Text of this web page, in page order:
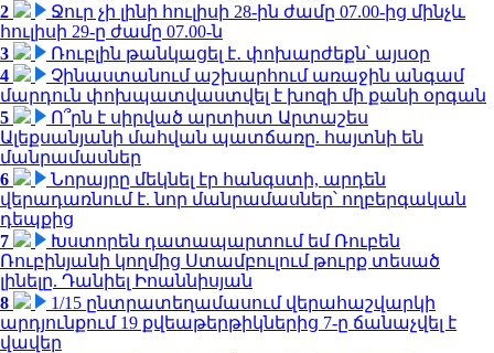
2
Ջուր չի լինի հուլիսի 28-ին ժամը 07.00-ից մինչև
հուլիսի 29-ը ժամը 07.00-ն
3
Ռուբլին թանկացել է․ փոխարժեքն՝ այսօր
4
Չինաստանում աշխարհում առաջին անգամ
մարդուն փոխպատվաստվել է խոզի մի քանի օրգան
5
Ո՞րն է սիրված արտիստ Արտաշես
Ալեքսանյանի մահվան պատճառը. հայտնի են
մանրամասներ
6
Նորայրը մեկնել էր հանգստի, արդեն
վերադառնում է. նոր մանրամասներ՝ ողբերգական
դեպքից
7
Խստորեն դատապարտում եմ Ռուբեն
Ռուբինյանի կողմից Ստամբուլում թուրք տեսած
լինելը. Դանիել Իոաննիսյան
8
1/15 ընտրատեղամասում վերահաշվարկի
արդյունքում 19 քվեաթերթիկներից 7-ը ճանաչվել է
վավեր